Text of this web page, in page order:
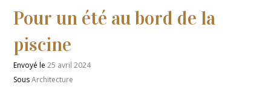
Pour un été au bord de la
piscine
Envoyé le25 avril 2024
SousArchitecture